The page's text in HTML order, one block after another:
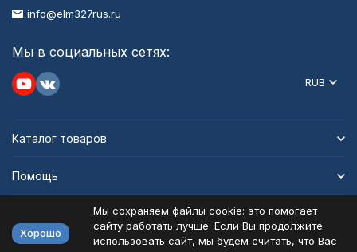
info@elm327rus.ru
Мы в социальных сетях:
RUB
Каталог товаров
Помощь
Хорошо
Мы сохраняем файлы cookie: это помогает
сайту работать лучше. Если Вы продолжите
использовать сайт, мы будем считать, что Вас